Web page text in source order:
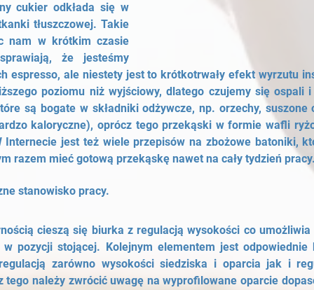
cukier odkłada się w
tłuszczowej. Takie
nam w krótkim czasie
że jesteśmy
espresso, ale niestety jest to krótkotrwały efekt wyrzutu
poziomu niż wyjściowy, dlatego czujemy się ospali
są bogate w składniki odżywcze, np. orzechy, suszone
kaloryczne), oprócz tego przekąski w formie wafli
Internecie jest też wiele przepisów na zbożowe batoniki,
razem mieć gotową przekąskę nawet na cały tydzień
stanowisko pracy.
cieszą się biurka z regulacją wysokości co
pozycji stojącej. Kolejnym elementem jest odpowiednie
zarówno wysokości siedziska i oparcia jak i
tego należy zwrócić uwagę na wyprofilowane oparcie